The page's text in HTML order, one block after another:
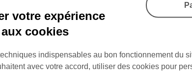
votre expérience
cookies
indispensables au bon fonctionnement du
avec votre accord, utiliser des cookies pour